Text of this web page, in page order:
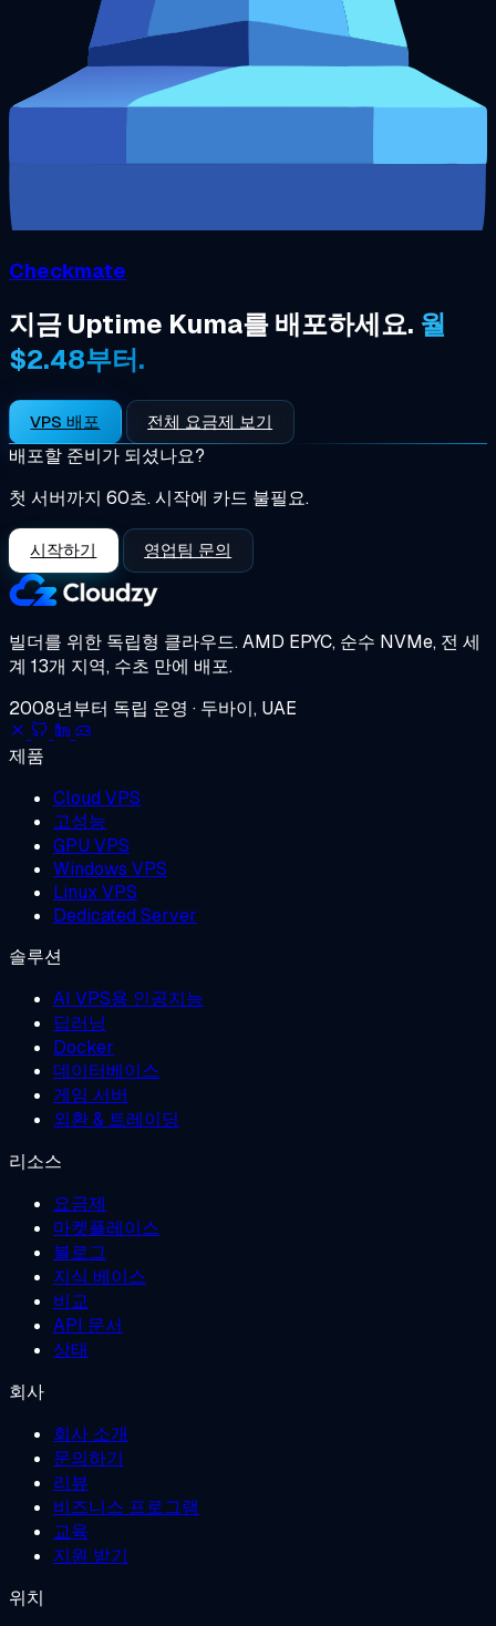
Checkmate
지금 Uptime Kuma를 배포하세요. 월
$2.48부터.
VPS 배포 전체 요금제 보기
배포할 준비가 되셨나요?
첫 서버까지 60초. 시작에 카드 불필요.
시작하기 영업팀 문의
빌더를 위한 독립형 클라우드.AMD EPYC, 순수 NVMe, 전 세
계 13개 지역, 수초 만에 배포.
2008년부터 독립 운영 · 두바이, UAE
제품
Cloud VPS
고성능
GPU VPS
Windows VPS
Linux VPS
Dedicated Server
솔루션
AI VPS용 인공지능
딥러닝
Docker
데이터베이스
게임 서버
외환 & 트레이딩
리소스
요금제
마켓플레이스
블로그
지식 베이스
비교
API 문서
상태
회사
회사 소개
문의하기
리뷰
비즈니스 프로그램
교육
지원 받기
위치